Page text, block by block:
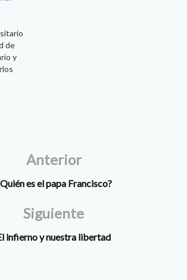
a…
de
y
líder
de
único…Anterior
es el papa Francisco?
Siguiente
infierno y nuestra libertad